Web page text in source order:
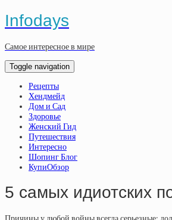
Infodays
Самое интересное в мире
Toggle navigation
Рецепты
Хендмейд
Дом и Сад
Здоровье
Женский Гид
Путешествия
Интересно
Шопинг Блог
КупиОбзор
5 самых идиотских